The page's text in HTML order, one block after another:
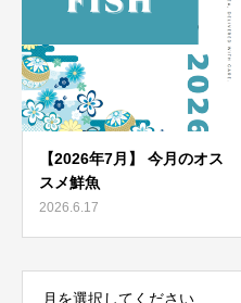
【2026年7月】 今月のオス
スメ鮮魚
2026.6.17
月を選択してください